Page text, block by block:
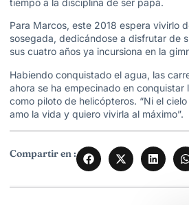
tiempo a la disciplina de ser papá.
Para Marcos, este 2018 espera vivirlo
sosegada, dedicándose a disfrutar de
sus cuatro años ya incursiona en la
Habiendo conquistado el agua, las
ahora se ha empecinado en conquistar
como piloto de helicópteros. “Ni el
amo la vida y quiero vivirla al máximo”.
Compartir en :